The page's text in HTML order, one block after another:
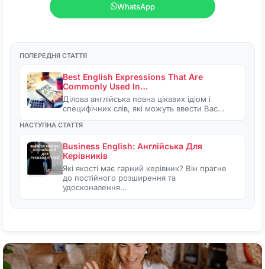
WhatsApp
ПОПЕРЕДНЯ СТАТТЯ
Best English Expressions That Are
Commonly Used In…
Ділова англійська повна цікавих ідіом і
специфічних слів, які можуть ввести Вас…
НАСТУПНА СТАТТЯ
Business English: Англійська Для
Керівників
Які якості має гарний керівник? Він прагне
до постійного розширення та
удосконалення…